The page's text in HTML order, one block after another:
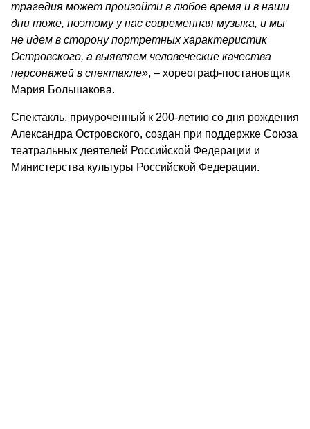
трагедия может произойти в любое время и в наши
дни тоже, поэтому у нас современная музыка, и мы
не идем в сторону портретных характеристик
Островского, а выявляем человеческие качества
персонажей в спектакле», – хореограф-постановщик
Мария Большакова.
Спектакль, приуроченный к 200-летию со дня рождения
Александра Островского, создан при поддержке Союза
театральных деятелей Российской Федерации и
Министерства культуры Российской Федерации.